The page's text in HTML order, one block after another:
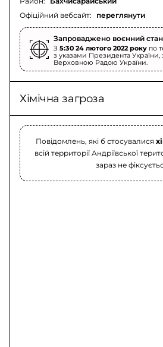
Офіційний вебсайт: переглянути
Запроваджено воєнний стан
З 5:30 24 лютого 2022 року по
з указами Президента
Верховною Радою України.
Хімічна загроза
Повідомлень, які б стосувалися
всій территорії Андріївської
зараз не